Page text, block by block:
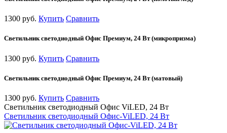
1300 руб. Купить Сравнить
Светильник светодиодный Офис Премиум, 24 Вт (микропризма)
1300 руб. Купить Сравнить
Светильник светодиодный Офис Премиум, 24 Вт (матовый)
1300 руб. Купить Сравнить
Светильник светодиодный Офис ViLED, 24 Вт
Светильник светодиодный Офис-ViLED, 24 Вт